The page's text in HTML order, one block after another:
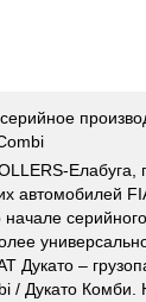
Елабуга,
автомобилей
Дукато –
/ Дукато Комби.